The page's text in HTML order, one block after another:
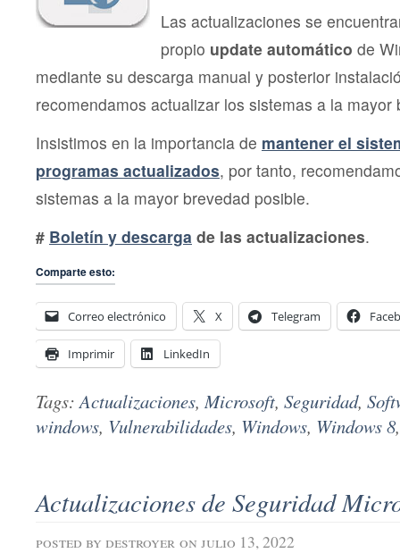
Las actualizaciones se
propio update automático de
mediante su descarga manual y posterior
recomendamos actualizar los sistemas a la mayor
Insistimos en la importancia de mantener el
programas actualizados, por tanto,
sistemas a la mayor brevedad posible.
# Boletín y descarga de las actualizaciones.
Comparte esto:
Correo electrónico X Telegram
Imprimir LinkedIn
Tags:Actualizaciones,Microsoft, Seguridad,
windows, Vulnerabilidades, Windows, Windows 8
Actualizaciones de Seguridad
posted by destroyer on julio 13, 2022